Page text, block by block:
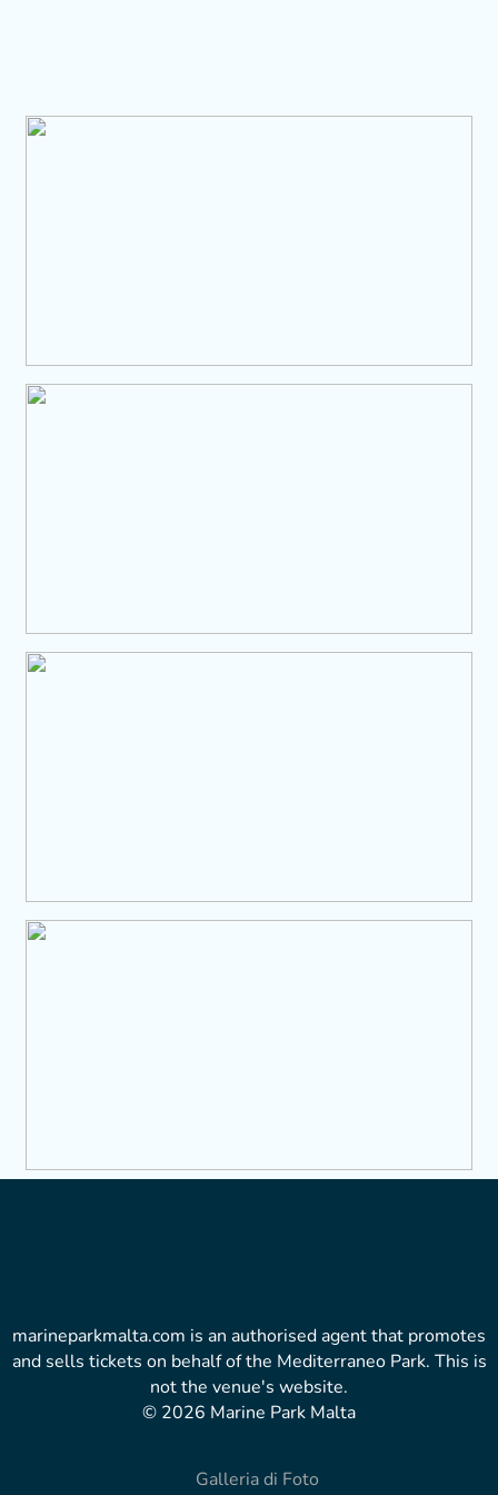
marineparkmalta.com is an authorised agent that promotes
and sells tickets on behalf of the Mediterraneo Park. This is
not the venue's website.
© 2026 Marine Park Malta
Galleria di Foto